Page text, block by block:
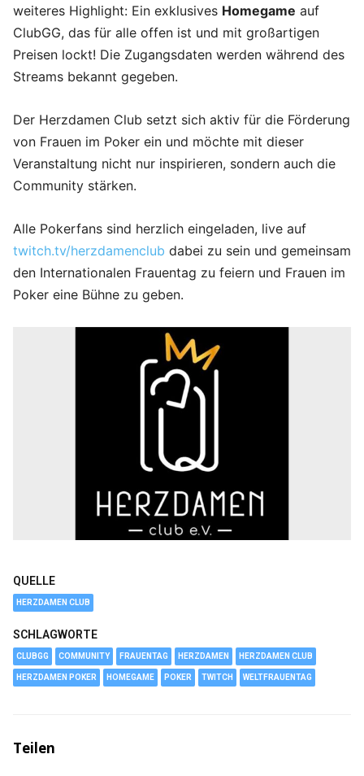
weiteres Highlight: Ein exklusives Homegame auf
ClubGG, das für alle offen ist und mit großartigen
Preisen lockt! Die Zugangsdaten werden während des
Streams bekannt gegeben.
Der Herzdamen Club setzt sich aktiv für die Förderung
von Frauen im Poker ein und möchte mit dieser
Veranstaltung nicht nur inspirieren, sondern auch die
Community stärken.
Alle Pokerfans sind herzlich eingeladen, live auf
twitch.tv/herzdamenclub dabei zu sein und gemeinsam
den Internationalen Frauentag zu feiern und Frauen im
Poker eine Bühne zu geben.
QUELLE
HERZDAMEN CLUB
SCHLAGWORTE
CLUBGG COMMUNITY FRAUENTAG HERZDAMEN HERZDAMEN CLUB
HERZDAMEN POKER HOMEGAME POKER TWITCH WELTFRAUENTAG
Teilen